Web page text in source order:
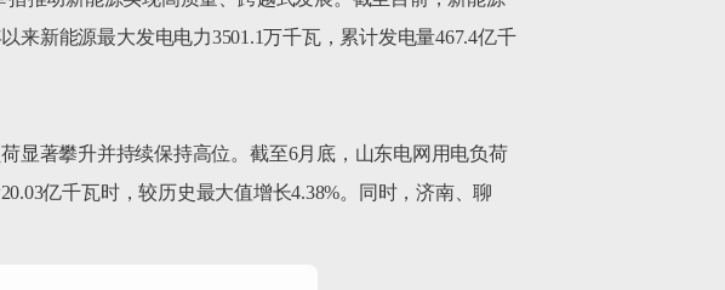
来新能源最大发电电力3501.1万千瓦，累计发电量467.4亿千
显著攀升并持续保持高位。截至6月底，山东电网用电负荷
亿千瓦时，较历史最大值增长4.38%。同时，济南、聊